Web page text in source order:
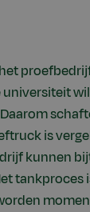
universiteit
is
kunnen
tankproces